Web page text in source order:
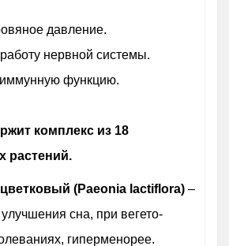
давление.
нервной системы.
функцию.
комплекс из 18
растений.
(Paeonia lactiflora) –
сна, при вегето-
гиперменорее.